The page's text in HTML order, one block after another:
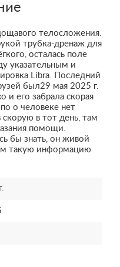
телосложения.
трубка-дренаж для
осталась поле
указательным и
Libra. Последний
был29 мая 2025 г.
и его забрала скорая
о человеке нет
скорую в тот день, там
помощи.
бы знать, он живой
такую информацию